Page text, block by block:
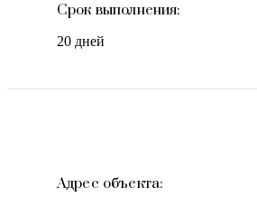
Срок выполнения:
20 дней
Адрес объекта: